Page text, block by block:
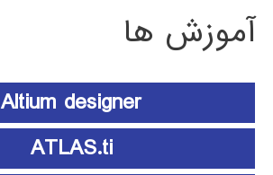
آموزش ها
Altium designer
ATLAS.ti